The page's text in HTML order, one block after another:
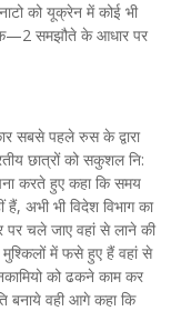
को यूक्रेन में कोई भी
समझौते के आधार पर
सबसे पहले रुस के द्वारा
छात्रों को सकुशल नि:
करते हुए कहा कि समय
अभी भी विदेश विभाग का
पर चले जाए वहां से लाने की
मुश्किलों में फसे हुए हैं वहां से
को ढकने काम कर
बनाये वही आगे कहा कि